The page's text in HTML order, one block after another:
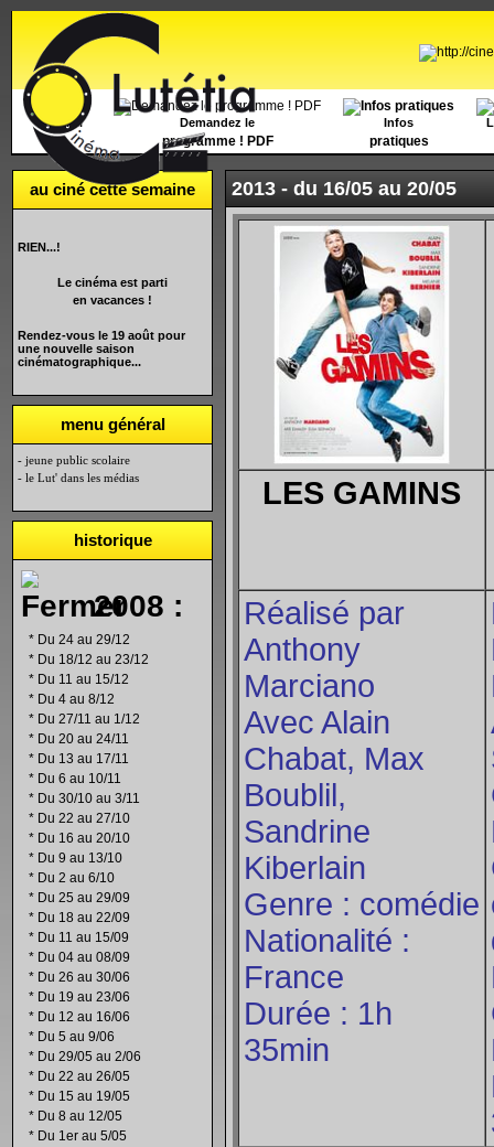
Accueil Demandez le
programme ! PDF
Infos
pratiques
au ciné cette semaine
RIEN...!
Le cinéma est parti
en vacances !
Rendez-vous le 19 août pour
une nouvelle saison
cinématographique...
menu général
- jeune public scolaire
- le Lut' dans les médias
historique
2008 :
* Du 24 au 29/12
* Du 18/12 au 23/12
* Du 11 au 15/12
* Du 4 au 8/12
* Du 27/11 au 1/12
* Du 20 au 24/11
* Du 13 au 17/11
* Du 6 au 10/11
* Du 30/10 au 3/11
* Du 22 au 27/10
* Du 16 au 20/10
* Du 9 au 13/10
* Du 2 au 6/10
* Du 25 au 29/09
* Du 18 au 22/09
* Du 11 au 15/09
* Du 04 au 08/09
* Du 26 au 30/06
* Du 19 au 23/06
* Du 12 au 16/06
* Du 5 au 9/06
* Du 29/05 au 2/06
* Du 22 au 26/05
* Du 15 au 19/05
* Du 8 au 12/05
* Du 1er au 5/05
2013 - du 16/05 au 20/05
LES GAMINS
Réalisé par
Anthony
Marciano
Avec Alain
Chabat, Max
Boublil,
Sandrine
Kiberlain
Genre : comédie
Nationalité :
France
Durée : 1h
35min